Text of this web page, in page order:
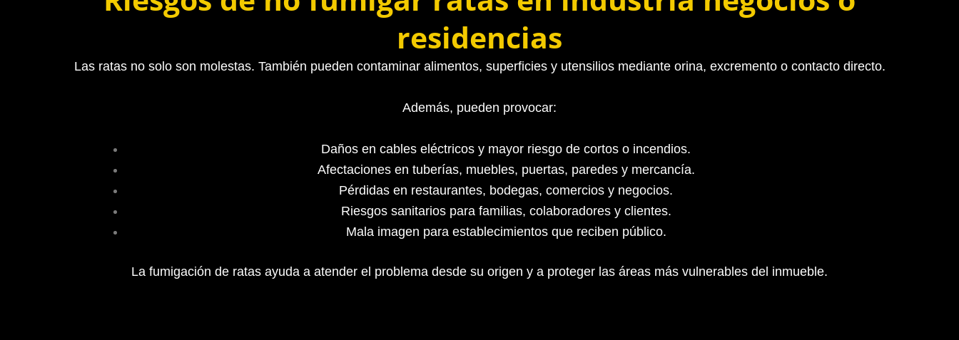
residencias
Las ratas no solo son molestas. También pueden contaminar alimentos, superficies y utensilios mediante orina, excremento o contacto directo.
Además, pueden provocar:
Daños en cables eléctricos y mayor riesgo de cortos o incendios.
Afectaciones en tuberías, muebles, puertas, paredes y mercancía.
Pérdidas en restaurantes, bodegas, comercios y negocios.
Riesgos sanitarios para familias, colaboradores y clientes.
Mala imagen para establecimientos que reciben público.
La fumigación de ratas ayuda a atender el problema desde su origen y a proteger las áreas más vulnerables del inmueble.